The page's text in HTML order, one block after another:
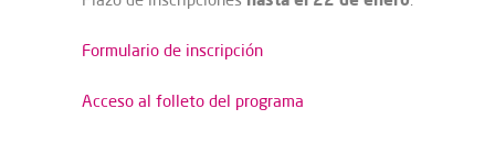
Formulario de inscripción
Acceso al folleto del programa